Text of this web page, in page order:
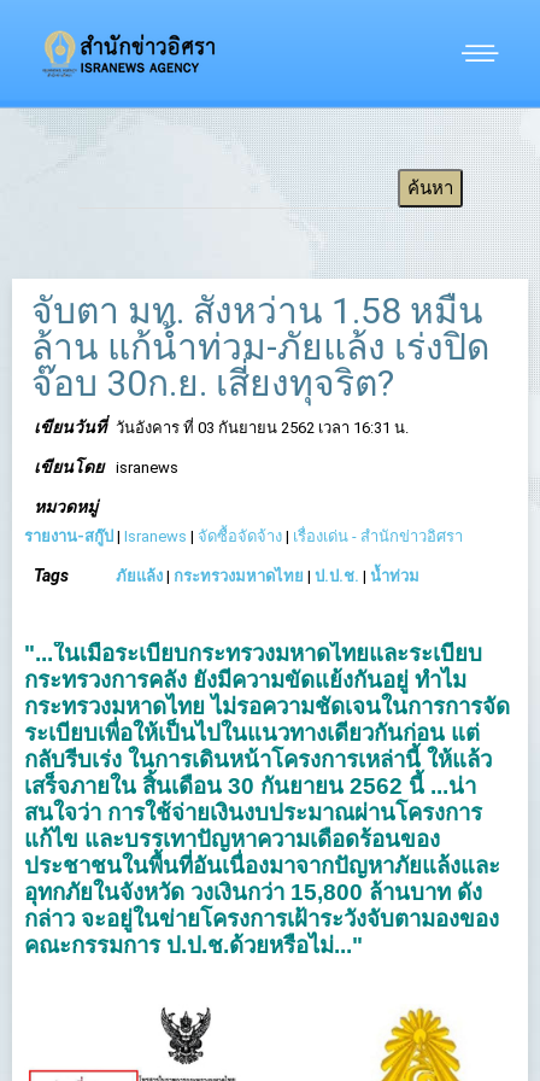
จับตา มท. สั่งหว่าน 1.58 หมื่น
ล้าน แก้น้ำท่วม-ภัยแล้ง เร่งปิด
จ๊อบ 30ก.ย. เสี่ยงทุจริต?
เขียนวันที่ วันอังคาร ที่ 03 กันยายน 2562 เวลา 16:31 น.
เขียนโดย isranews
หมวดหมู่
รายงาน-สกู๊ป | Isranews | จัดซื้อจัดจ้าง | เรื่องเด่น - สำนักข่าวอิศรา
Tags ภัยแล้ง | กระทรวงมหาดไทย | ป.ป.ช. | น้ำท่วม
"...ในเมื่อระเบียบกระทรวงมหาดไทยและระเบียบ
กระทรวงการคลัง ยังมีความขัดแย้งกันอยู่ ทำไม
กระทรวงมหาดไทย ไม่รอความชัดเจนในการการจัด
ระเบียบเพื่อให้เป็นไปในแนวทางเดียวกันก่อน แต่
กลับรีบเร่ง ในการเดินหน้าโครงการเหล่านี้ ให้แล้ว
เสร็จภายใน สิ้นเดือน 30 กันยายน 2562 นี้ ...น่า
สนใจว่า การใช้จ่ายเงินงบประมาณผ่านโครงการ
แก้ไข และบรรเทาปัญหาความเดือดร้อนของ
ประชาชนในพื้นที่อันเนื่องมาจากปัญหาภัยแล้งและ
อุทกภัยในจังหวัด วงเงินกว่า 15,800 ล้านบาท ดัง
กล่าว จะอยู่ในข่ายโครงการเฝ้าระวังจับตามองของ
คณะกรรมการ ป.ป.ช.ด้วยหรือไม่..."